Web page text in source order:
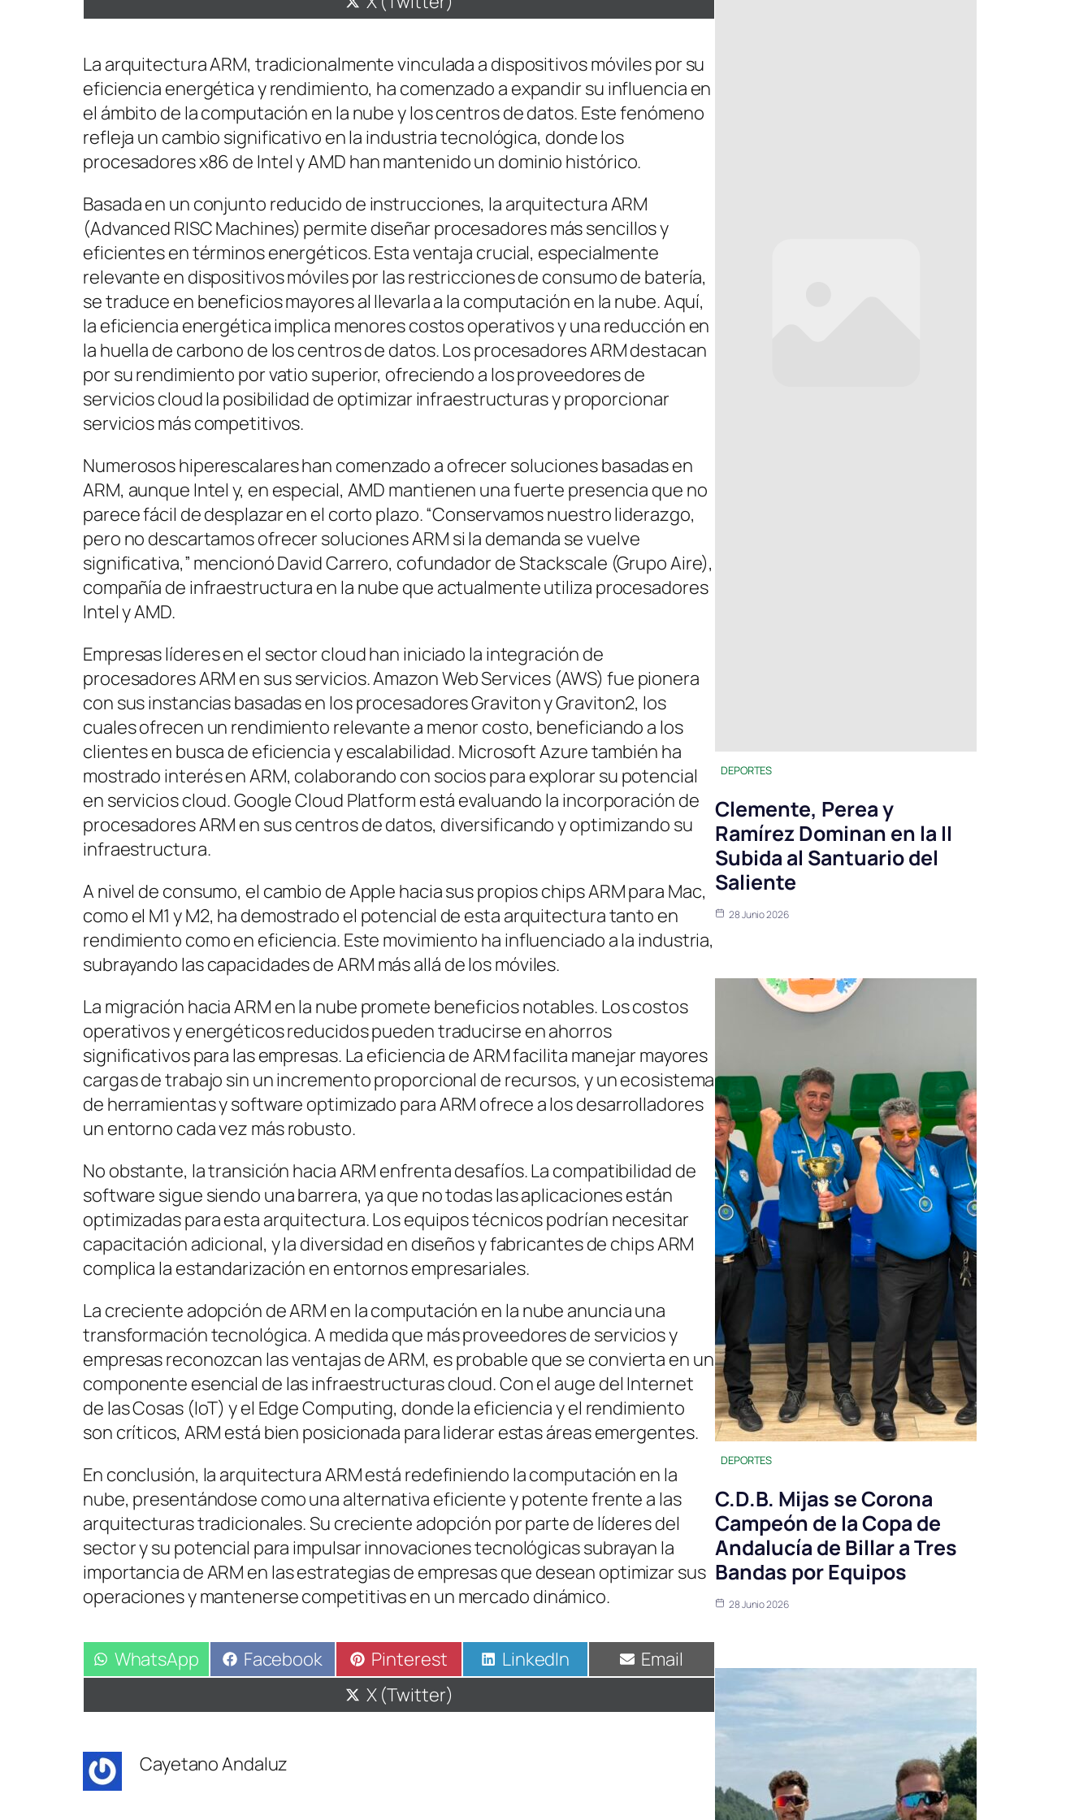
en
La arquitectura ARM, tradicionalmente vinculada a dispositivos móviles por su
eficiencia energética y rendimiento, ha comenzado a expandir su influencia en
el ámbito de la computación en la nube y los centros de datos. Este fenómeno
refleja un cambio significativo en la industria tecnológica, donde los
procesadores x86 de Intel y AMD han mantenido un dominio histórico.
Basada en un conjunto reducido de instrucciones, la arquitectura ARM
(Advanced RISC Machines) permite diseñar procesadores más sencillos y
eficientes en términos energéticos. Esta ventaja crucial, especialmente
relevante en dispositivos móviles por las restricciones de consumo de batería,
se traduce en beneficios mayores al llevarla a la computación en la nube. Aquí,
la eficiencia energética implica menores costos operativos y una reducción en
la huella de carbono de los centros de datos. Los procesadores ARM destacan
por su rendimiento por vatio superior, ofreciendo a los proveedores de
servicios cloud la posibilidad de optimizar infraestructuras y proporcionar
servicios más competitivos.
Numerosos hiperescalares han comenzado a ofrecer soluciones basadas en
ARM, aunque Intel y, en especial, AMD mantienen una fuerte presencia que no
parece fácil de desplazar en el corto plazo. “Conservamos nuestro liderazgo,
pero no descartamos ofrecer soluciones ARM si la demanda se vuelve
significativa,” mencionó David Carrero, cofundador de Stackscale (Grupo Aire),
compañía de infraestructura en la nube que actualmente utiliza procesadores
Intel y AMD.
Empresas líderes en el sector cloud han iniciado la integración de
procesadores ARM en sus servicios. Amazon Web Services (AWS) fue pionera
con sus instancias basadas en los procesadores Graviton y Graviton2, los
cuales ofrecen un rendimiento relevante a menor costo, beneficiando a los
clientes en busca de eficiencia y escalabilidad. Microsoft Azure también ha
mostrado interés en ARM, colaborando con socios para explorar su potencial
en servicios cloud. Google Cloud Platform está evaluando la incorporación de
procesadores ARM en sus centros de datos, diversificando y optimizando su
infraestructura.
A nivel de consumo, el cambio de Apple hacia sus propios chips ARM para Mac,
como el M1 y M2, ha demostrado el potencial de esta arquitectura tanto en
rendimiento como en eficiencia. Este movimiento ha influenciado a la industria,
subrayando las capacidades de ARM más allá de los móviles.
La migración hacia ARM en la nube promete beneficios notables. Los costos
operativos y energéticos reducidos pueden traducirse en ahorros
significativos para las empresas. La eficiencia de ARM facilita manejar mayores
cargas de trabajo sin un incremento proporcional de recursos, y un ecosistema
de herramientas y software optimizado para ARM ofrece a los desarrolladores
un entorno cada vez más robusto.
No obstante, la transición hacia ARM enfrenta desafíos. La compatibilidad de
software sigue siendo una barrera, ya que no todas las aplicaciones están
optimizadas para esta arquitectura. Los equipos técnicos podrían necesitar
capacitación adicional, y la diversidad en diseños y fabricantes de chips ARM
complica la estandarización en entornos empresariales.
La creciente adopción de ARM en la computación en la nube anuncia una
transformación tecnológica. A medida que más proveedores de servicios y
empresas reconozcan las ventajas de ARM, es probable que se convierta en un
componente esencial de las infraestructuras cloud. Con el auge del Internet
de las Cosas (IoT) y el Edge Computing, donde la eficiencia y el rendimiento
son críticos, ARM está bien posicionada para liderar estas áreas emergentes.
En conclusión, la arquitectura ARM está redefiniendo la computación en la
nube, presentándose como una alternativa eficiente y potente frente a las
arquitecturas tradicionales. Su creciente adopción por parte de líderes del
sector y su potencial para impulsar innovaciones tecnológicas subrayan la
importancia de ARM en las estrategias de empresas que desean optimizar sus
operaciones y mantenerse competitivas en un mercado dinámico.
Compartir
en
WhatsApp Compartir
en
Facebook Compartir
en
Pinterest Compartir
en
LinkedIn Compartir
en
Email
Compartir
en
X (Twitter)
Cayetano Andaluz
DEPORTES
Clemente, Perea y
Ramírez Dominan en la II
Subida al Santuario del
Saliente
28 Junio 2026
DEPORTES
C.D.B. Mijas se Corona
Campeón de la Copa de
Andalucía de Billar a Tres
Bandas por Equipos
28 Junio 2026